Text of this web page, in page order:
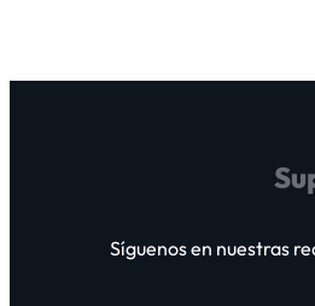
Síguenos en nuestras